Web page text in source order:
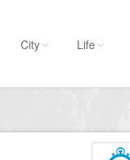
City Life